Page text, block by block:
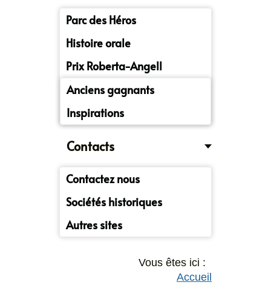
Parc des Héros
Histoire orale
Prix Roberta-Angell
Anciens gagnants
Inspirations
Contacts
Contactez nous
Sociétés historiques
Autres sites
Vous êtes ici :
Accueil